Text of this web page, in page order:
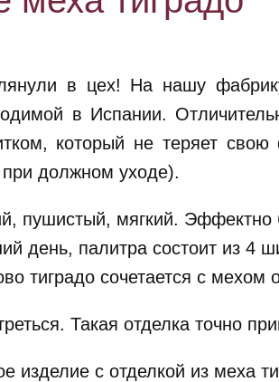
в цех! На нашу
в Испании.
который не теряет
должном уходе).
пушистый, мягкий. Эффектно
день, палитра состоит из 4
тиградо сочетается с мехом
Такая отделка точно
изделие с отделкой из меха